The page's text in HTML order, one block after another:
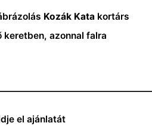
Kozák Kata kortárs
azonnal falra
el ajánlatát